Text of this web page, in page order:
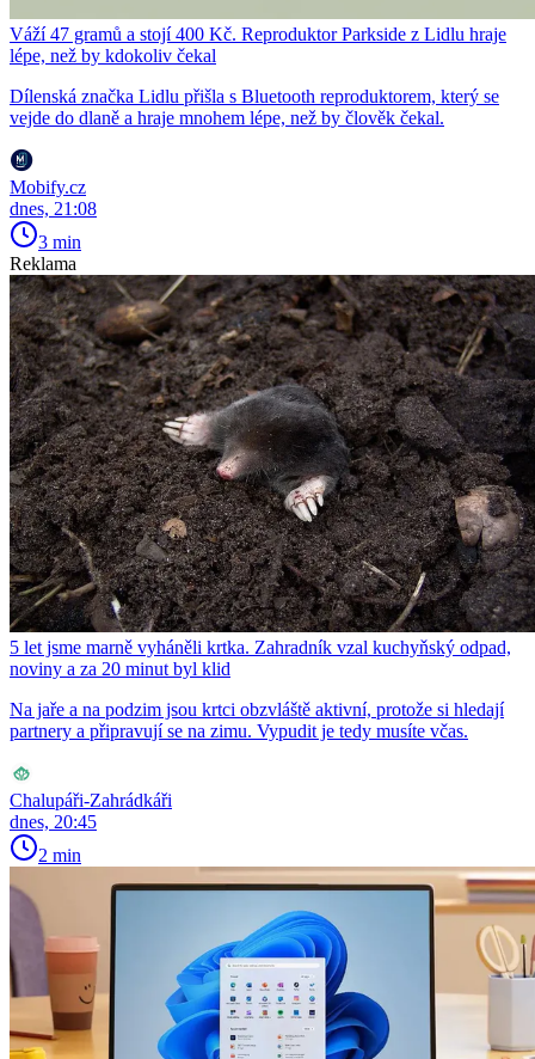
Váží 47 gramů a stojí 400 Kč. Reproduktor Parkside z Lidlu hraje
lépe, než by kdokoliv čekal
Dílenská značka Lidlu přišla s Bluetooth reproduktorem, který se
vejde do dlaně a hraje mnohem lépe, než by člověk čekal.
Mobify.cz
dnes, 21:08
3 min
Reklama
5 let jsme marně vyháněli krtka. Zahradník vzal kuchyňský odpad,
noviny a za 20 minut byl klid
Na jaře a na podzim jsou krtci obzvláště aktivní, protože si hledají
partnery a připravují se na zimu. Vypudit je tedy musíte včas.
Chalupáři-Zahrádkáři
dnes, 20:45
2 min